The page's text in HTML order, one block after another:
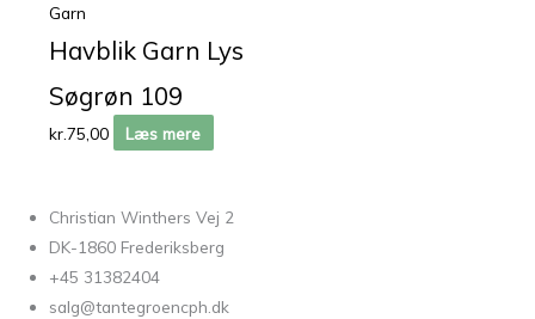
Garn
Havblik Garn Lys
Søgrøn 109
kr.75,00 Læs mere
Christian Winthers Vej 2
DK-1860 Frederiksberg
+45 31382404
salg@tantegroencph.dk